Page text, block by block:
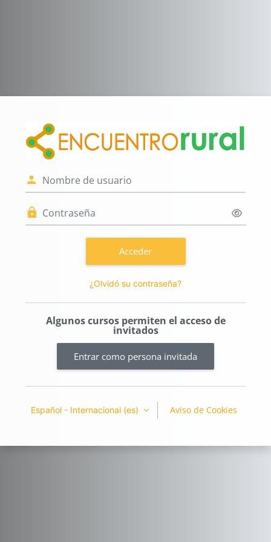
Entrar a
Acceder
¿Olvidó su contraseña?
Algunos cursos permiten el acceso de
invitados
Entrar como persona invitada
Español - Internacional ‎(es)‎ Aviso de Cookies